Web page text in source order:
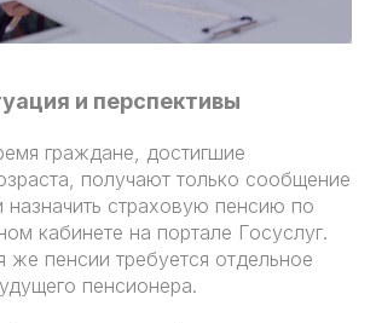
и перспективы
граждане, достигшие
получают только сообщение
страховую пенсию по
кабинете на портале Госуслуг.
же пенсии требуется отдельное
пенсионера.